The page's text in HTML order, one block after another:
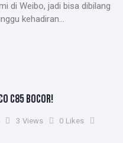
di Weibo, jadi bisa dibilang
kehadiran…
C85 BOCOR!
3 Views 0 Likes